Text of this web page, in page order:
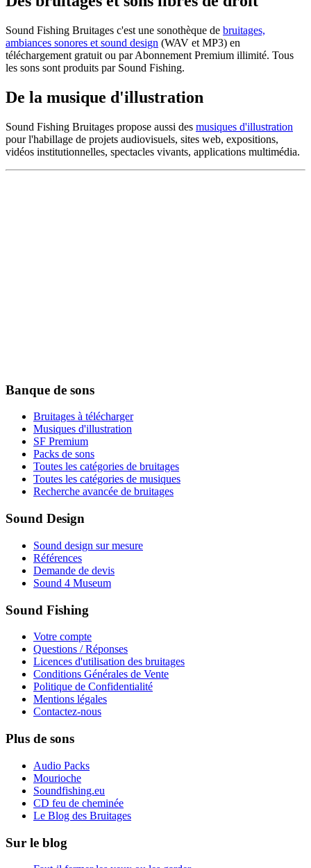
Sound Fishing Bruitages c'est une sonothèque de bruitages,
ambiances sonores et sound design (WAV et MP3) en
téléchargement gratuit ou par Abonnement Premium illimité. Tous
les sons sont produits par Sound Fishing.
De la musique d'illustration
Sound Fishing Bruitages propose aussi des musiques d'illustration
pour l'habillage de projets audiovisuels, sites web, expositions,
vidéos institutionnelles, spectacles vivants, applications multimédia.
Banque de sons
Bruitages à télécharger
Musiques d'illustration
SF Premium
Packs de sons
Toutes les catégories de bruitages
Toutes les catégories de musiques
Recherche avancée de bruitages
Sound Design
Sound design sur mesure
Références
Demande de devis
Sound 4 Museum
Sound Fishing
Votre compte
Questions / Réponses
Licences d'utilisation des bruitages
Conditions Générales de Vente
Politique de Confidentialité
Mentions légales
Contactez-nous
Plus de sons
Audio Packs
Mourioche
Soundfishing.eu
CD feu de cheminée
Le Blog des Bruitages
Sur le blog